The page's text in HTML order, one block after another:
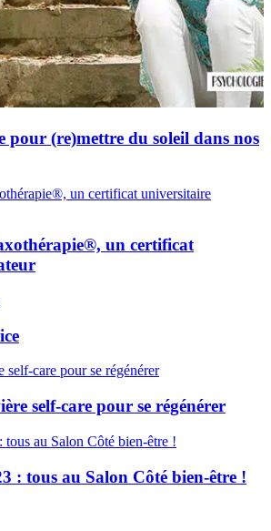
pour (re)mettre du soleil dans nos
un certificat
self-care pour se régénérer
: tous au Salon Côté bien-être !